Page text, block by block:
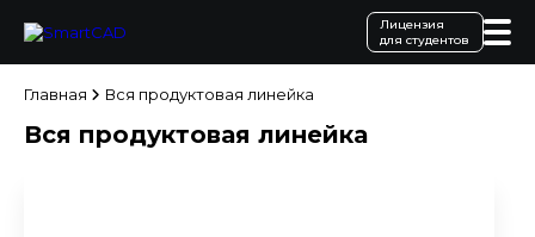
Лицензия
для студентов
Главная Вся продуктовая линейка
Вся продуктовая линейка